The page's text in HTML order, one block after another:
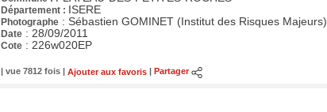
Département : ISERE
Photographe : Sébastien GOMINET (Institut des Risques Majeurs)
Date : 28/09/2011
Cote : 226w020EP
| vue 7812 fois | Ajouter aux favoris Partager